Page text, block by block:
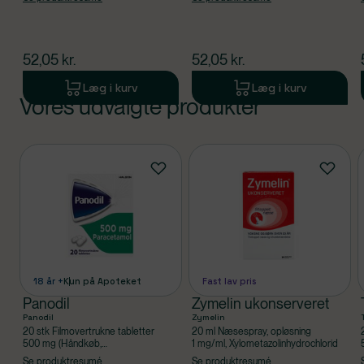
$nuværende pris
52,05 kr.
Læg i kurv
$nuværende pris
52,05 kr.
Læg i kurv
Produkt 1 af 0
Vores udvalgte produkter
18 år +Kun på Apoteket
Panodil
Panodil
20 stk Filmovertrukne tabletter
500 mg (Håndkøb,
apoteksforbeholdt), Paracetamol
Se produktresumé
Fast lav pris
Zymelin ukonserveret
Zymelin
20 ml Næsespray, opløsning
1 mg/ml, Xylometazolinhydrochlorid
Se produktresumé